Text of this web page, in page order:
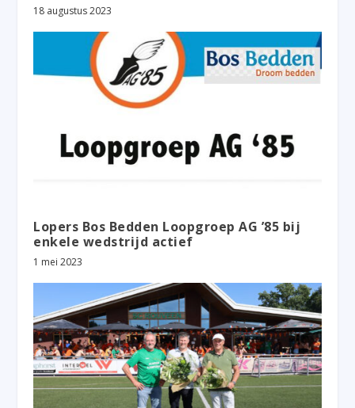
18 augustus 2023
Lopers Bos Bedden Loopgroep AG ’85 bij
enkele wedstrijd actief
1 mei 2023